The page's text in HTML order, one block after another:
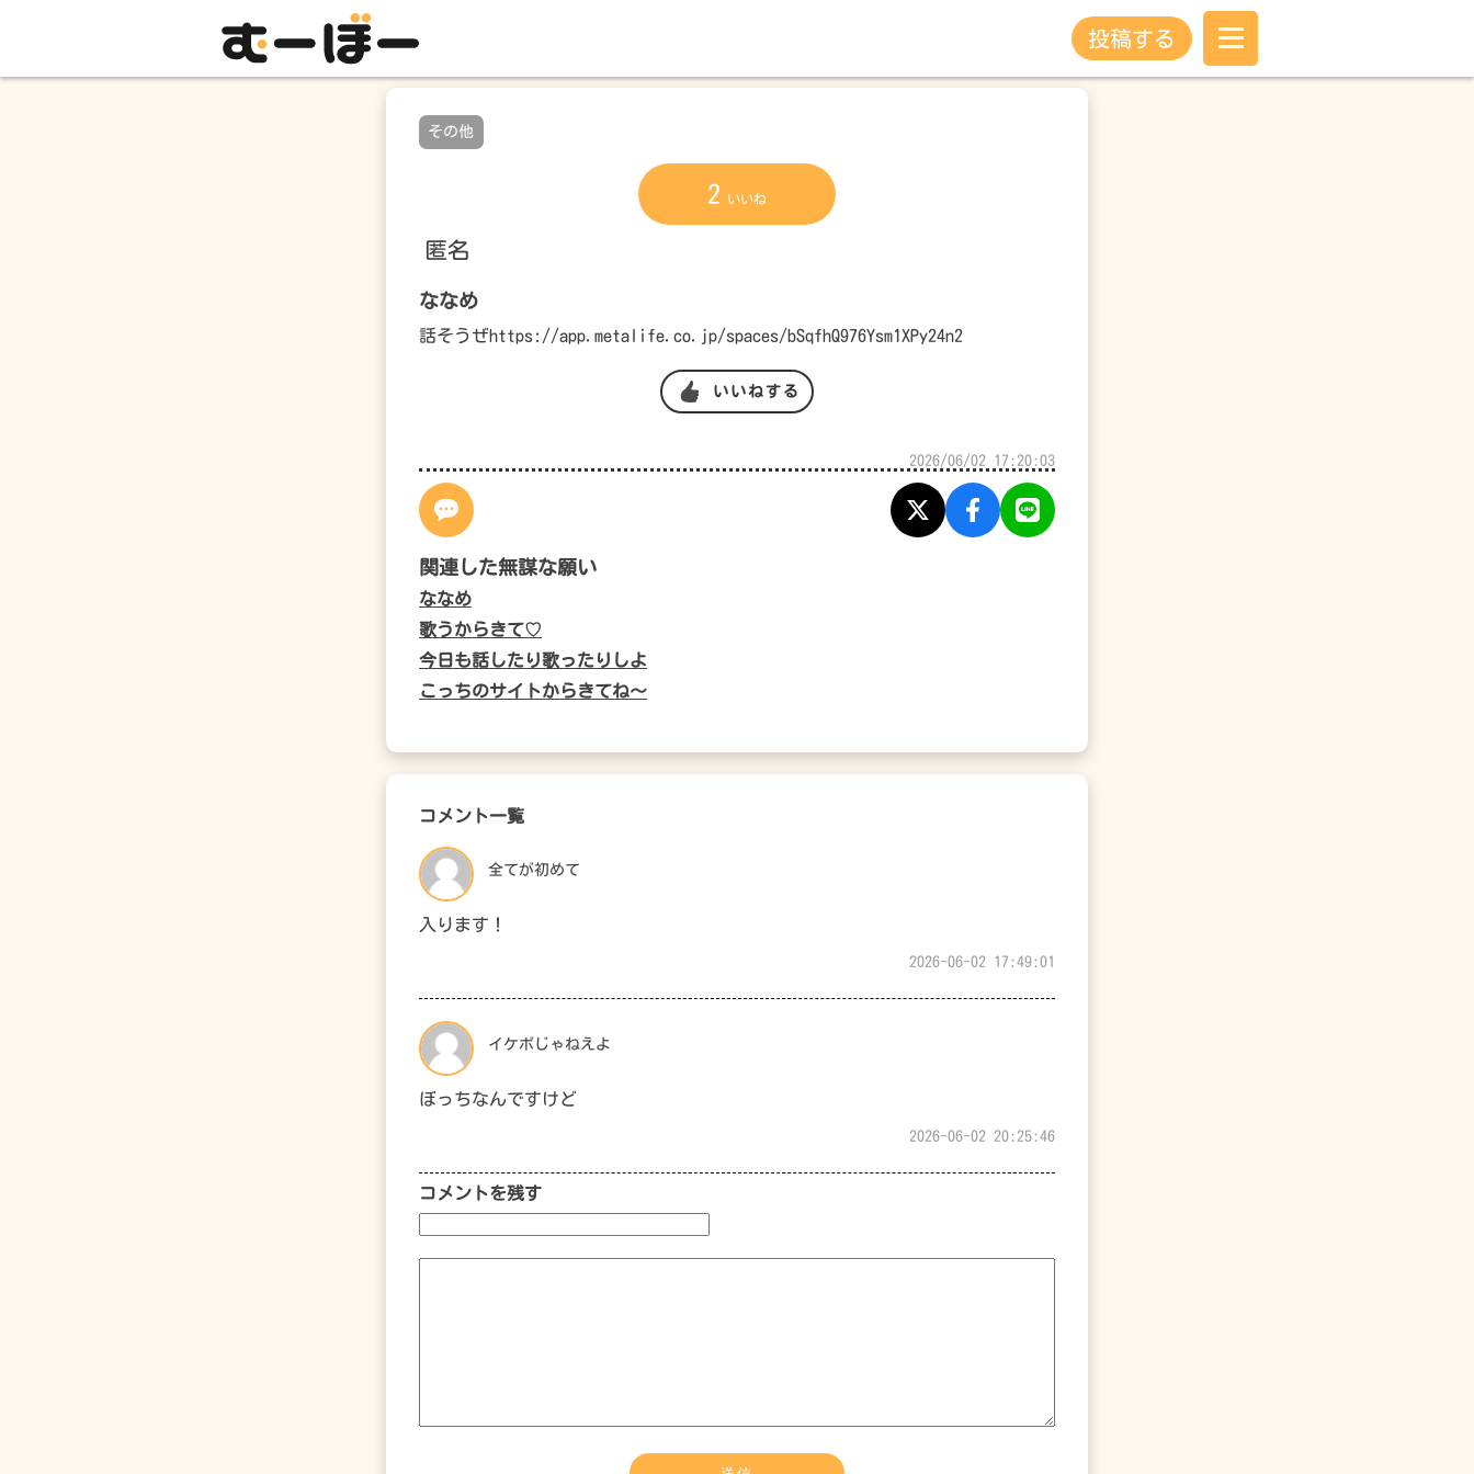
投稿する
その他
2 いいね
匿名
ななめ
話そうぜhttps://app.metalife.co.jp/spaces/bSqfhQ976Ysm1XPy24n2
いいねする
2026/06/02 17:20:03
関連した無謀な願い
ななめ
歌うからきて♡
今日も話したり歌ったりしよ
こっちのサイトからきてね〜
コメント一覧
全てが初めて
入ります！
2026-06-02 17:49:01
イケボじゃねえよ
ぼっちなんですけど
2026-06-02 20:25:46
コメントを残す